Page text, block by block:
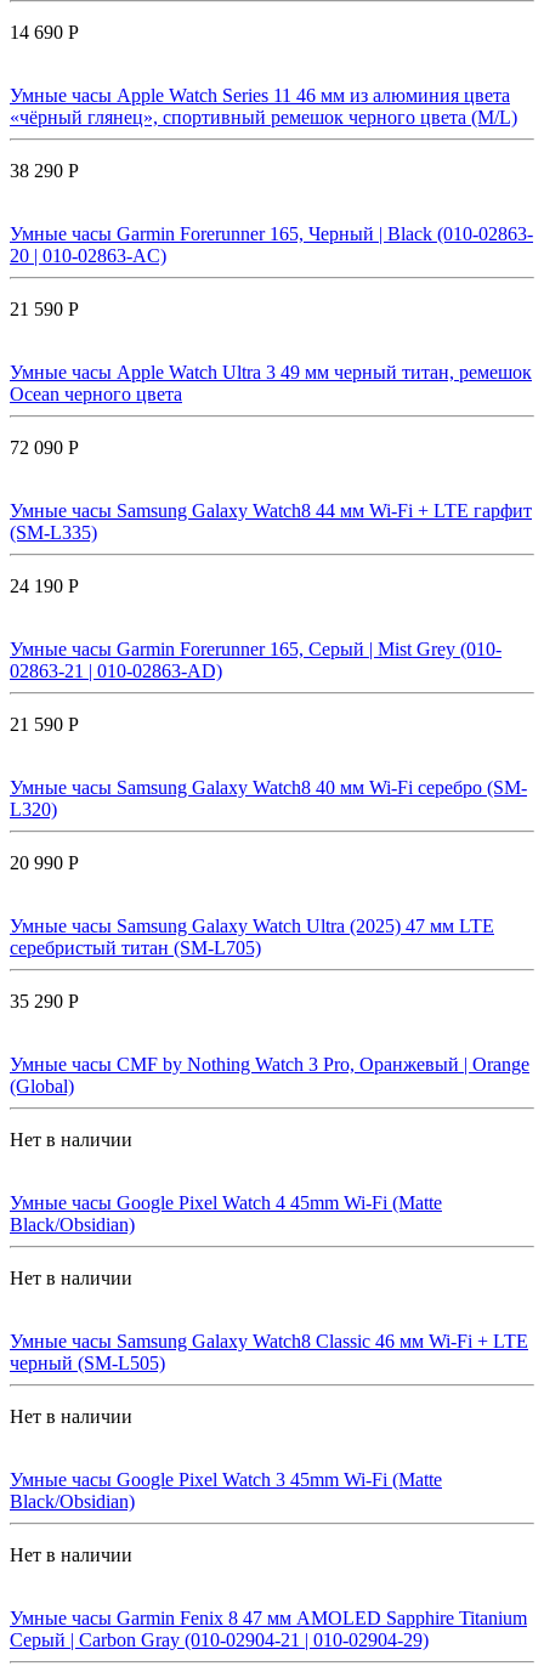
14 690 Р
Умные часы Apple Watch Series 11 46 мм из алюминия цвета
«чёрный глянец», спортивный ремешок черного цвета (M/L)
38 290 Р
Умные часы Garmin Forerunner 165, Черный | Black (010-02863-
20 | 010-02863-AC)
21 590 Р
Умные часы Apple Watch Ultra 3 49 мм черный титан, ремешок
Ocean черного цвета
72 090 Р
Умные часы Samsung Galaxy Watch8 44 мм Wi-Fi + LTE гарфит
(SM-L335)
24 190 Р
Умные часы Garmin Forerunner 165, Серый | Mist Grey (010-
02863-21 | 010-02863-AD)
21 590 Р
Умные часы Samsung Galaxy Watch8 40 мм Wi-Fi серебро (SM-
L320)
20 990 Р
Умные часы Samsung Galaxy Watch Ultra (2025) 47 мм LTE
серебристый титан (SM-L705)
35 290 Р
Умные часы CMF by Nothing Watch 3 Pro, Оранжевый | Orange
(Global)
Нет в наличии
Умные часы Google Pixel Watch 4 45mm Wi-Fi (Matte
Black/Obsidian)
Нет в наличии
Умные часы Samsung Galaxy Watch8 Classic 46 мм Wi-Fi + LTE
черный (SM-L505)
Нет в наличии
Умные часы Google Pixel Watch 3 45mm Wi-Fi (Matte
Black/Obsidian)
Нет в наличии
Умные часы Garmin Fenix 8 47 мм AMOLED Sapphire Titanium
Серый | Carbon Gray (010-02904-21 | 010-02904-29)